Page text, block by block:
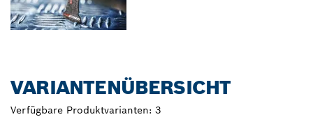
VARIANTENÜBERSICHT
Verfügbare Produktvarianten: 3